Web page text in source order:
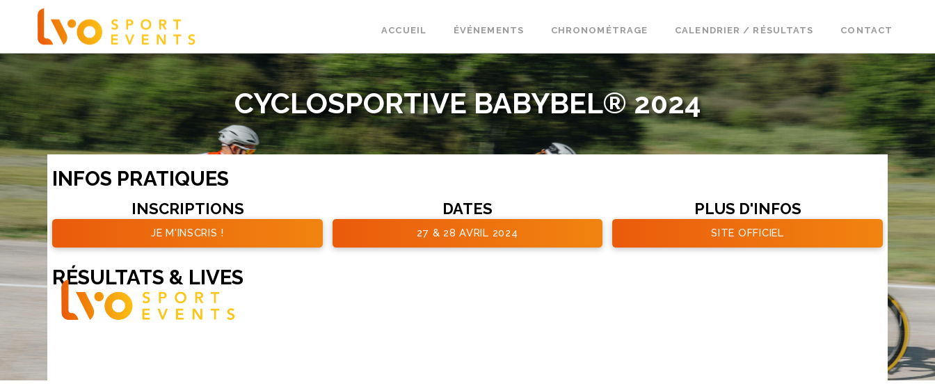
ACCUEIL ÉVÉNEMENTS CHRONOMÉTRAGE CALENDRIER / RÉSULTATS CONTACT
CYCLOSPORTIVE BABYBEL® 2024
INFOS PRATIQUES
INSCRIPTIONS
JE M'INSCRIS !
DATES
27 & 28 AVRIL 2024
PLUS D'INFOS
SITE OFFICIEL
RÉSULTATS & LIVES